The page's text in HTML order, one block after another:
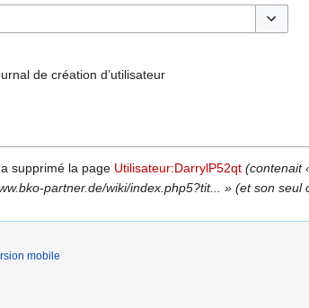
de création d’utilisateur
a supprimé la page Utilisateur:DarrylP52qt (contenait
partner.de/wiki/index.php5?tit... » (et son
mobile